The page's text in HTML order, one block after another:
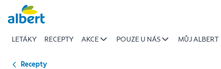
Přeskočit
LETÁKY RECEPTY AKCE POUZE U NÁS MŮJ ALBERT
Recepty